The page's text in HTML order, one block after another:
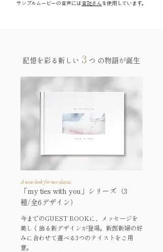
サンプルムービーの音声には 音読さん を使用しています。
記憶を彩る新しい 3 つ の物語が誕生
A new look for our classic.
「my ties with you」シリーズ（3
種/全6デザイン）
今までのGUEST BOOKに、メッセージを
美しく飾る新デザインが登場。新郎新婦の好
みに合わせて選べる3つのテイストをご用
意。